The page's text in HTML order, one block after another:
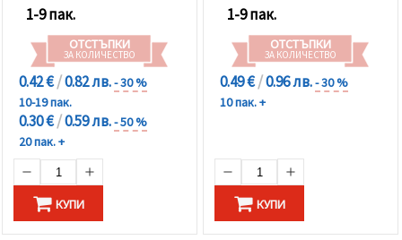
1-9 пак.
ОТСТЪПКИ
ЗА КОЛИЧЕСТВО
0.42 €/0.82 лв.- 30 %
10-19 пак.
0.30 €/0.59 лв.- 50 %
20 пак. +
КУПИ
1-9 пак.
ОТСТЪПКИ
ЗА КОЛИЧЕСТВО
0.49 €/0.96 лв.- 30 %
10 пак. +
КУПИ